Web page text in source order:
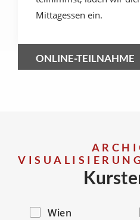
Mittagessen ein.
ONLINE-TEILNAHME
Wien